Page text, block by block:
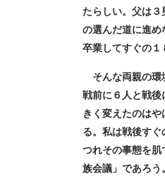
たらしい。父は
の選んだ道に進
卒業してすぐの１
そんな両親の環
戦前に６人と戦
きく変えたのは
る。私は戦後す
つれその事態を
族会議」であろ